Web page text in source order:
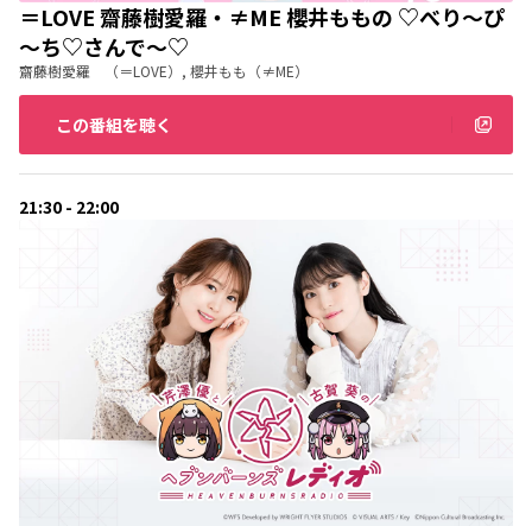
＝LOVE 齋藤樹愛羅・≠ME 櫻井ももの ♡べり～ぴ
～ち♡さんで～♡
齋藤樹愛羅 （＝LOVE）, 櫻井もも（≠ME）
この番組を聴く
21:30 - 22:00